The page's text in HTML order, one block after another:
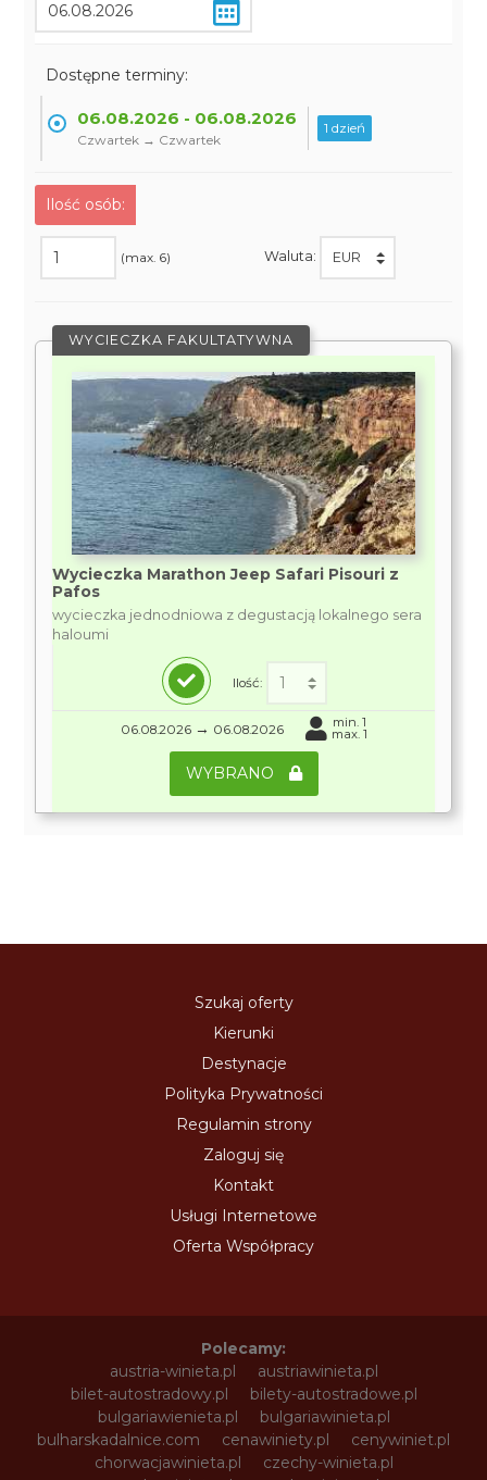
Dostępne terminy:
06.08.2026 - 06.08.2026
Czwartek → Czwartek
1 dzień
Ilość osób:
(max. 6) Waluta:
WYCIECZKA FAKULTATYWNA
Wycieczka Marathon Jeep Safari Pisouri z
Pafos
wycieczka jednodniowa z degustacją lokalnego sera
haloumi
Ilość:
06.08.2026 → 06.08.2026 min. 1
max. 1
WYBRANO
Szukaj oferty
Kierunki
Destynacje
Polityka Prywatności
Regulamin strony
Zaloguj się
Kontakt
Usługi Internetowe
Oferta Współpracy
Polecamy:
austria-winieta.pl
austriawinieta.pl
bilet-autostradowy.pl
bilety-autostradowe.pl
bulgariawienieta.pl
bulgariawinieta.pl
bulharskadalnice.com
cenawiniety.pl
cenywiniet.pl
chorwacjawinieta.pl
czechy-winieta.pl